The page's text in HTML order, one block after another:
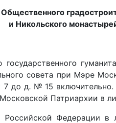
и Никольского
совета при Мэре
до д. № 15 включительно.
Патриархии в
Российской Федерации